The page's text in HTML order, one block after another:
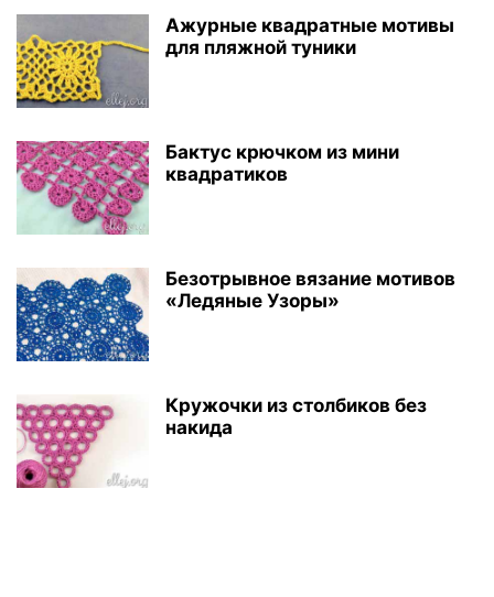
Ажурные квадратные мотивы
для пляжной туники
Бактус крючком из мини
квадратиков
Безотрывное вязание мотивов
«Ледяные Узоры»
Кружочки из столбиков без
накида